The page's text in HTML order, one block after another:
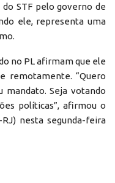
STF pelo governo de
ele, representa uma
no PL afirmam que ele
remotamente. “Quero
Seja votando
políticas”, afirmou o
nesta segunda-feira